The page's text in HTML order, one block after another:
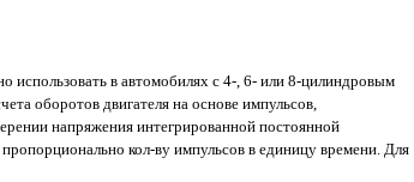
использовать в автомобилях с 4-, 6- или 8-цилиндровым
оборотов двигателя на основе импульсов,
напряжения интегрированной постоянной
кол-ву импульсов в единицу времени. Для